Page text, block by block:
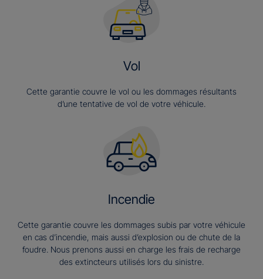
Vol
Cette garantie couvre le vol ou les dommages résultants
d’une tentative de vol de votre véhicule.
Incendie
Cette garantie couvre les dommages subis par votre véhicule
en cas d’incendie, mais aussi d’explosion ou de chute de la
foudre. Nous prenons aussi en charge les frais de recharge
des extincteurs utilisés lors du sinistre.